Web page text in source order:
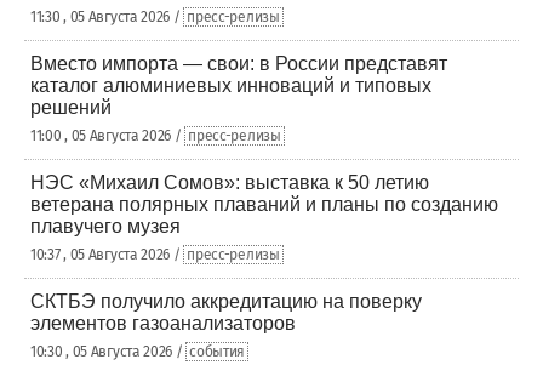
11:30 , 05 Августа 2026 / пресс-релизы
Вместо импорта — свои: в России представят
каталог алюминиевых инноваций и типовых
решений
11:00 , 05 Августа 2026 / пресс-релизы
НЭС «Михаил Сомов»: выставка к 50 летию
ветерана полярных плаваний и планы по созданию
плавучего музея
10:37 , 05 Августа 2026 / пресс-релизы
СКТБЭ получило аккредитацию на поверку
элементов газоанализаторов
10:30 , 05 Августа 2026 / события